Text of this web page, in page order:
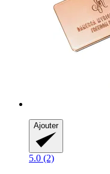
Ajouter
5.0 (2)